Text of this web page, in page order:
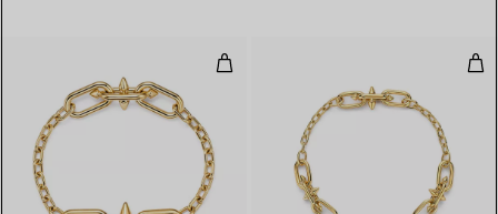
Armband mit mittelgroßen